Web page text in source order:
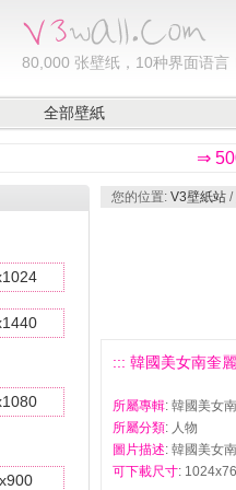
80,000 张壁纸，10种界面语言
全部壁紙
⇒
您的位置: V3壁紙站 /
::: 韓國美女南奎
所屬專輯: 韓國美女
所屬分類: 人物
圖片描述: 韓國美女
可下載尺寸: